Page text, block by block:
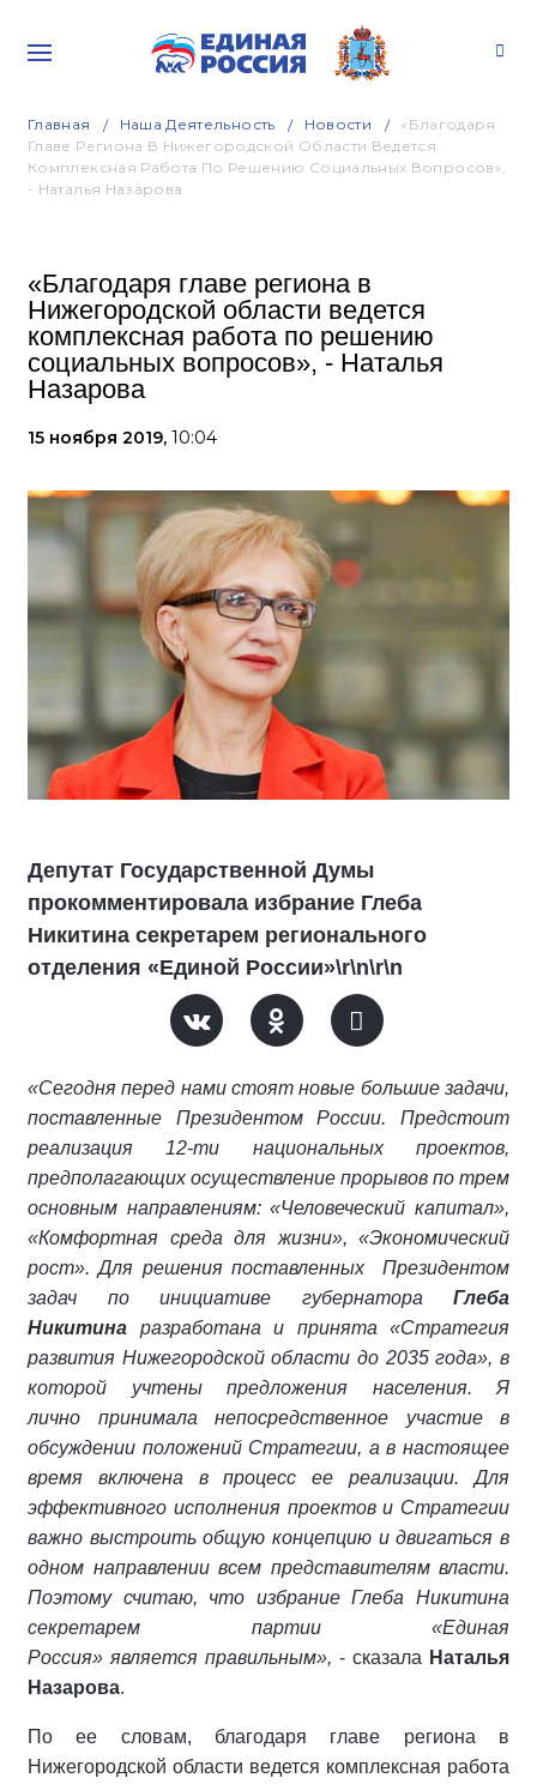
Главная Наша Деятельность Новости
«Благодаря
Главе Региона В Нижегородской Области Ведется
Комплексная Работа По Решению Социальных Вопросов»,
- Наталья Назарова
«Благодаря главе региона в
Нижегородской области ведется
комплексная работа по решению
социальных вопросов», - Наталья
Назарова
15 ноября 2019, 10:04
Депутат Государственной Думы
прокомментировала избрание Глеба
Никитина секретарем регионального
отделения «Единой России»\r\n\r\n
«Сегодня перед нами стоят новые большие задачи,
поставленные Президентом России. Предстоит
реализация 12-ти национальных проектов,
предполагающих осуществление прорывов по трем
основным направлениям: «Человеческий капитал»,
«Комфортная среда для жизни», «Экономический
рост». Для решения поставленных Президентом
задач по инициативе губернатора Глеба
Никитина разработана и принята «Стратегия
развития Нижегородской области до 2035 года», в
которой учтены предложения населения. Я
лично принимала непосредственное участие в
обсуждении положений Стратегии, а в настоящее
время включена в процесс ее реализации. Для
эффективного исполнения проектов и Стратегии
важно выстроить общую концепцию и двигаться в
одном направлении всем представителям власти.
Поэтому считаю, что избрание Глеба Никитина
секретарем партии «Единая
Россия» является правильным», - сказала Наталья
Назарова.
По ее словам, благодаря главе региона в
Нижегородской области ведется комплексная работа